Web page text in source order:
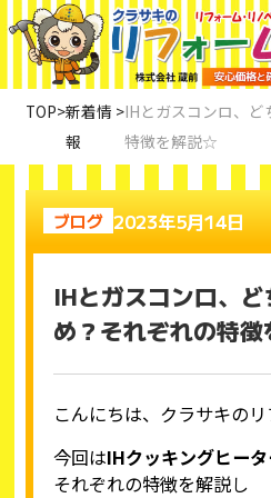
TOP>新着情
報
>IHとガスコンロ、ど
特徴を解説☆
ブログ 2023年5月14日
IHとガスコンロ、
め？それぞれの特
こんにちは、クラサキの
今回はIHクッキングヒー
それぞれの特徴を解説し